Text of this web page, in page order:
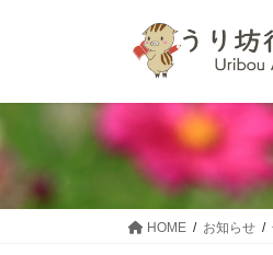
へ
ョ
HOME お知らせ